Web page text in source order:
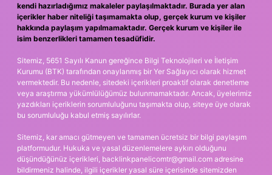
kendi hazırladığımız makaleler paylaşılmaktadır. Burada yer alan
içerikler haber niteliği taşımamakta olup, gerçek kurum ve kişiler
hakkında paylaşım yapılmamaktadır. Gerçek kurum ve kişiler ile
isim benzerlikleri tamamen tesadüfidir.
Sitemiz, 5651 Sayılı Kanun gereğince Bilgi Teknolojileri ve İletişim
Kurumu (BTK) tarafından onaylanmış bir Yer Sağlayıcı olarak hizmet
vermektedir. Bu nedenle, sitedeki içerikleri proaktif olarak denetleme
veya araştırma yükümlülüğümüz bulunmamaktadır. Ancak, üyelerimiz
yazdıkları içeriklerin sorumluluğunu taşımakta olup, siteye üye olarak
bu sorumluluğu kabul etmiş sayılırlar.
Sitemiz, kar amacı gütmeyen ve tamamen ücretsiz bir bilgi paylaşım
platformudur. Hukuka ve yasal düzenlemelere aykırı olduğunu
düşündüğünüz içerikleri, backlinkpanelicomtr@gmail.com adresine
bildirmeniz halinde, ilgili içerikler yasal süre içerisinde sitemizden